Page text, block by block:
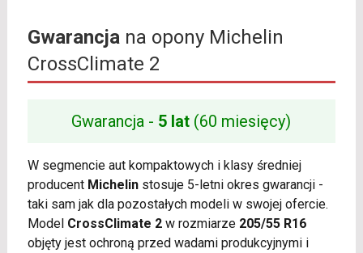
Gwarancjana opony Michelin
CrossClimate 2
Gwarancja - 5 lat (60 miesięcy)
W segmencie aut kompaktowych i klasy średniej
producent Michelinstosuje 5-letni okres gwarancji -
taki sam jak dla pozostałych modeli w swojej ofercie.
Model CrossClimate 2w rozmiarze 205/55 R16
objęty jest ochroną przed wadami produkcyjnymi i